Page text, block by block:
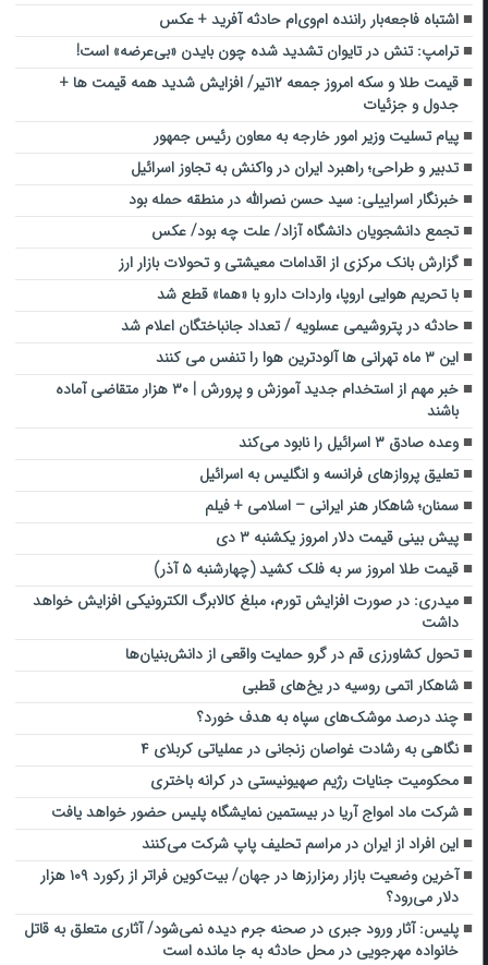
اشتباه فاجعه‌بار راننده ام‌وی‌ام حادثه آفرید + عکس
ترامپ: تنش در تایوان تشدید شده چون بایدن «بی‌عرضه» است!
قیمت طلا و سکه امروز جمعه ۱۲تیر/ افزایش شدید همه قیمت ها +
جدول و جزئیات
پیام تسلیت وزیر امور خارجه به معاون رئیس جمهور
تدبیر و طراحی؛ راهبرد ایران در واکنش به تجاوز اسرائیل
خبرنگار اسراییلی: سید حسن نصرالله در منطقه حمله بود
تجمع دانشجویان دانشگاه آزاد/ علت چه بود/ عکس
گزارش بانک مرکزی از اقدامات معیشتی و تحولات بازار ارز
با تحریم هوایی اروپا، واردات دارو با «هما» قطع شد
حادثه در پتروشیمی عسلویه / تعداد جانباختگان اعلام شد
این ۳ ماه تهرانی ها آلودترین هوا را تنفس می کنند
خبر مهم از استخدام جدید آموزش و پرورش | ۳۰ هزار متقاضی آماده
باشند
وعده صادق ۳ اسرائیل را نابود می‌کند
تعلیق پروازهای فرانسه و انگلیس به اسرائیل
سمنان؛ شاهکار هنر ایرانی – اسلامی + فیلم
پیش بینی قیمت دلار امروز یکشنبه ۳ دی
قیمت طلا امروز سر به فلک کشید (چهارشنبه ۵ آذر)
میدری: در صورت افزایش تورم، مبلغ کالابرگ الکترونیکی افزایش خواهد
داشت
تحول کشاورزی قم در گرو حمایت واقعی از دانش‌بنیان‌ها
شاهکار اتمی روسیه در یخ‌های قطبی
چند درصد موشک‌های سپاه به هدف خورد؟
نگاهی به رشادت غواصان زنجانی در عملیاتی کربلای ۴
محکومیت جنایات رژیم صهیونیستی در کرانه باختری
شرکت ماد امواج آریا در بیستمین نمایشگاه پلیس حضور خواهد یافت
این افراد از ایران در مراسم تحلیف پاپ شرکت می‌کنند
آخرین وضعیت بازار رمزارزها در جهان/ بیت‌کوین فراتر از رکورد ۱۰۹ هزار
دلار می‌رود؟
پلیس: آثار ورود جبری در صحنه جرم دیده نمی‌شود/ آثاری متعلق به قاتل
خانواده مهرجویی در محل حادثه به جا مانده است